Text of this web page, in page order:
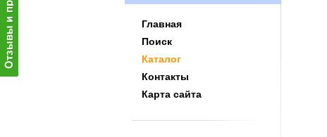
Главная
Поиск
Каталог
Контакты
Карта сайта